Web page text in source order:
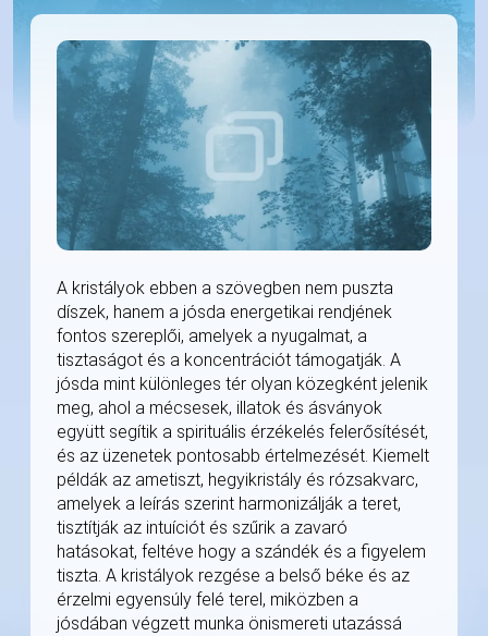
A kristályok ebben a szövegben nem puszta
díszek, hanem a jósda energetikai rendjének
fontos szereplői, amelyek a nyugalmat, a
tisztaságot és a koncentrációt támogatják. A
jósda mint különleges tér olyan közegként jelenik
meg, ahol a mécsesek, illatok és ásványok
együtt segítik a spirituális érzékelés felerősítését,
és az üzenetek pontosabb értelmezését. Kiemelt
példák az ametiszt, hegyikristály és rózsakvarc,
amelyek a leírás szerint harmonizálják a teret,
tisztítják az intuíciót és szűrik a zavaró
hatásokat, feltéve hogy a szándék és a figyelem
tiszta. A kristályok rezgése a belső béke és az
érzelmi egyensúly felé terel, miközben a
jósdában végzett munka önismereti utazássá